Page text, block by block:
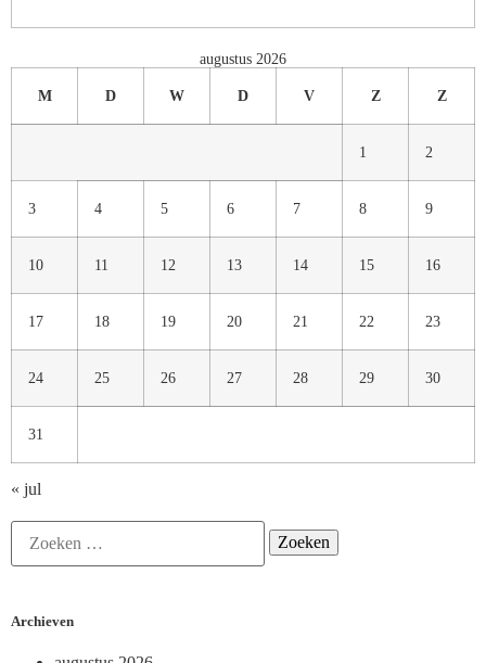
augustus 2026
M D W D V Z Z
1 2
3 4 5 6 7 8 9
10 11 12 13 14 15 16
17 18 19 20 21 22 23
24 25 26 27 28 29 30
31
« jul
Archieven